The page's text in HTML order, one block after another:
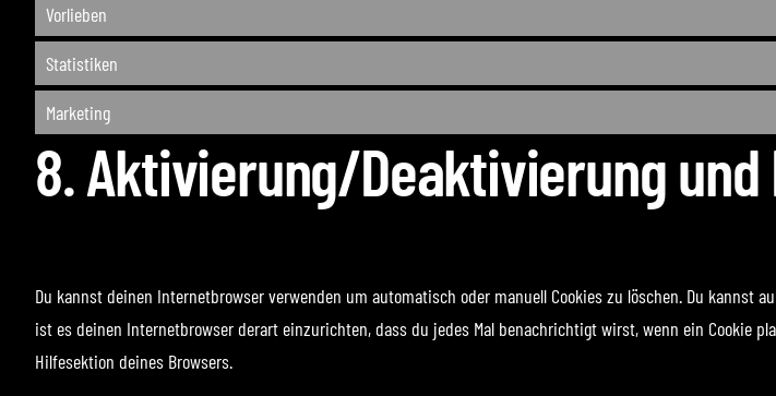
Vorlieben
Statistiken
Marketing
8. Aktivierung/Deaktivierung und
Du kannst deinen Internetbrowser verwenden um automatisch oder manuell Cookies zu löschen. Du kannst
ist es deinen Internetbrowser derart einzurichten, dass du jedes Mal benachrichtigt wirst, wenn ein Cookie
Hilfesektion deines Browsers.